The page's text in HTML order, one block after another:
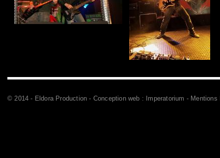
© 2014 - Eldora Production - Conception web : Imperatorium - Mentions